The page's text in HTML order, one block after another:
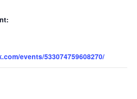
events/533074759608270/